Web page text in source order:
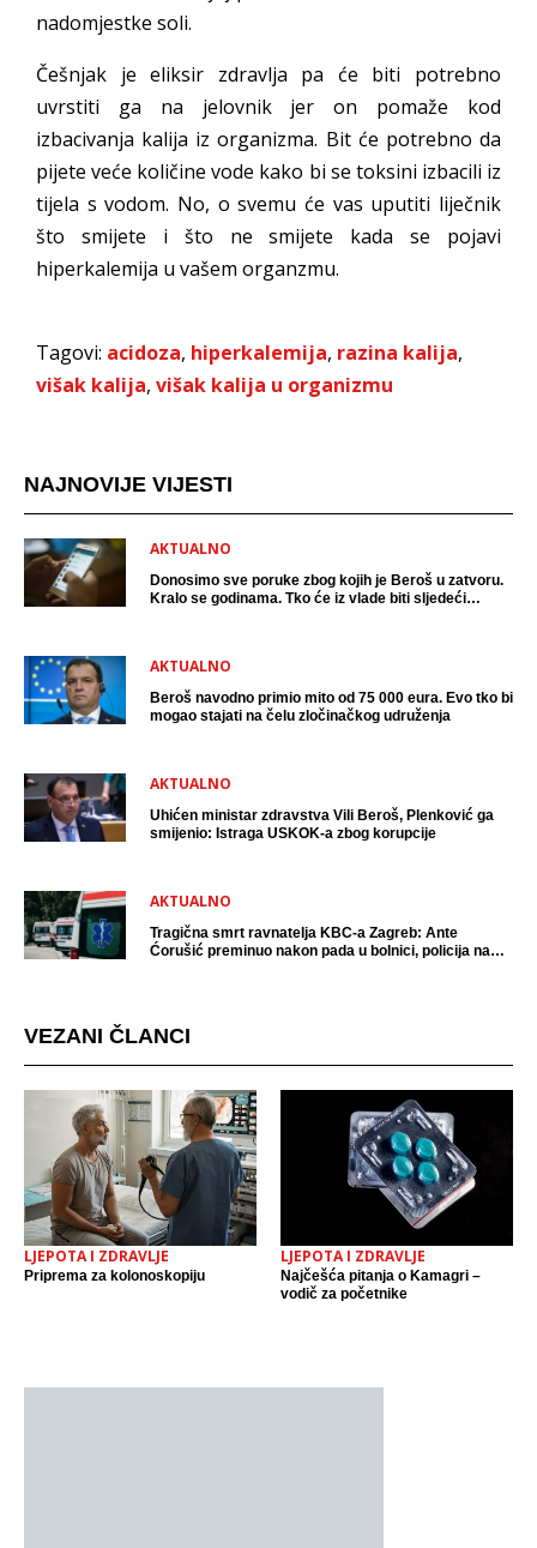
nadomjestke soli.
Češnjak je eliksir zdravlja pa će biti potrebno
uvrstiti ga na jelovnik jer on pomaže kod
izbacivanja kalija iz organizma. Bit će potrebno da
pijete veće količine vode kako bi se toksini izbacili iz
tijela s vodom. No, o svemu će vas uputiti liječnik
što smijete i što ne smijete kada se pojavi
hiperkalemija u vašem organzmu.
Tagovi: acidoza, hiperkalemija, razina kalija,
višak kalija, višak kalija u organizmu
NAJNOVIJE VIJESTI
AKTUALNO
Donosimo sve poruke zbog kojih je Beroš u zatvoru.
Kralo se godinama. Tko će iz vlade biti sljedeći
AKTUALNO
Beroš navodno primio mito od 75 000 eura. Evo tko bi
mogao stajati na čelu zločinačkog udruženja
AKTUALNO
Uhićen ministar zdravstva Vili Beroš, Plenković ga
smijenio: Istraga USKOK-a zbog korupcije
AKTUALNO
Tragična smrt ravnatelja KBC-a Zagreb: Ante
Ćorušić preminuo nakon pada u bolnici, policija na
VEZANI ČLANCI
LJEPOTA I ZDRAVLJE
Priprema za kolonoskopiju
LJEPOTA I ZDRAVLJE
Najčešća pitanja o Kamagri –
vodič za početnike